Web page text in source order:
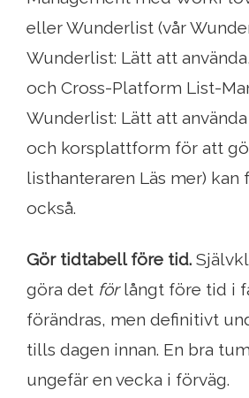
eller Wunderlist (vår
Wunderlist: Lätt att
och Cross-Platform List-
Wunderlist: Lätt att
och korsplattform för att
listhanteraren Läs mer) kan
också.
Gör tidtabell före tid.
göra det förlångt före tid i
förändras, men definitivt
tills dagen innan. En bra
ungefär en vecka i förväg.